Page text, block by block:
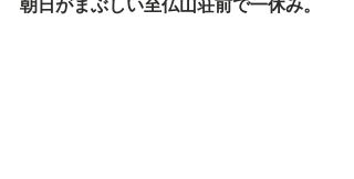
朝日がまぶしい至仏山荘前で一休み。